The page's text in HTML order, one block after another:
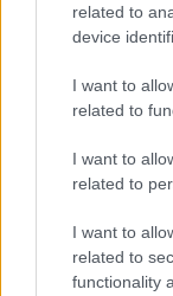
related to
device
I want to
related to
I want to
related to
I want to
related to
functionality
2025. március 22.
2025. június
ember
Éjszakai
Műemlék
2024. augusztus